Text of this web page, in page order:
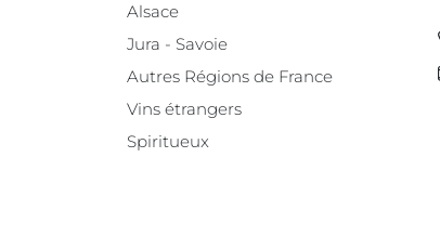
Alsace
Jura - Savoie
Autres Régions de France
Vins étrangers
Spiritueux